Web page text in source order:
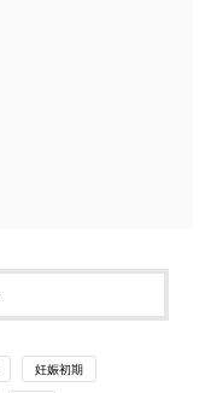
妊娠初期